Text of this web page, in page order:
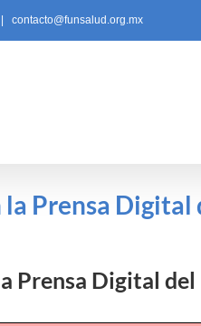
contacto@funsalud.org.mx
la Prensa
Prensa Digital